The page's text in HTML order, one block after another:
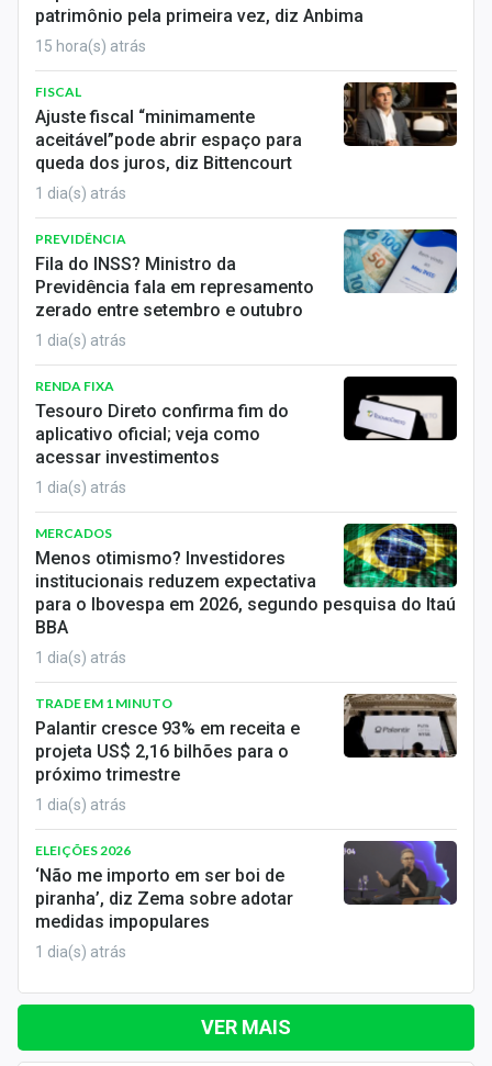
patrimônio pela primeira vez, diz Anbima
15 hora(s) atrás
FISCAL
Ajuste fiscal “minimamente
aceitável”pode abrir espaço para
queda dos juros, diz Bittencourt
1 dia(s) atrás
PREVIDÊNCIA
Fila do INSS? Ministro da
Previdência fala em represamento
zerado entre setembro e outubro
1 dia(s) atrás
RENDA FIXA
Tesouro Direto confirma fim do
aplicativo oficial; veja como
acessar investimentos
1 dia(s) atrás
MERCADOS
Menos otimismo? Investidores
institucionais reduzem expectativa
para o Ibovespa em 2026, segundo pesquisa do Itaú
BBA
1 dia(s) atrás
TRADE EM 1 MINUTO
Palantir cresce 93% em receita e
projeta US$ 2,16 bilhões para o
próximo trimestre
1 dia(s) atrás
ELEIÇÕES 2026
‘Não me importo em ser boi de
piranha’, diz Zema sobre adotar
medidas impopulares
1 dia(s) atrás
VER MAIS